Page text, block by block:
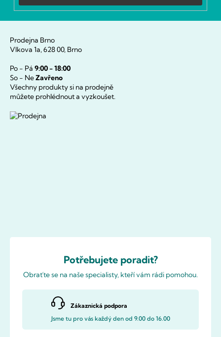
Prodejna Brno
Vlkova 1a, 628 00, Brno
Po - Pá 9:00 - 18:00
So - NeZavřeno
Všechny produkty si na prodejně
můžete prohlédnout a vyzkoušet.
Potřebujete poradit?
Obraťte se na naše specialisty, kteří vám rádi pomohou.
Zákaznická podpora
Jsme tu pro vás každý den od 9.00 do 16.00